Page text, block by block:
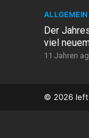
ALLGEMEIN
Der
viel
11 Jahren
© 2026